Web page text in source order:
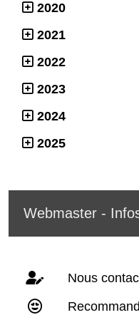
2020
2021
2022
2023
2024
2025
Webmaster -
Nous